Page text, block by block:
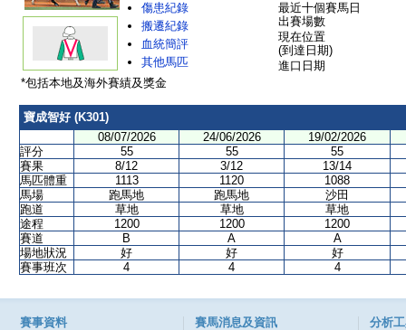
傷患紀錄
搬遷紀錄
血統簡評
其他馬匹
最近十個賽馬日
出賽場數
現在位置
(到達日期)
進口日期
*包括本地及海外賽績及獎金
寶成智好 (K301)
08/07/2026
24/06/2026
19/02/2026
評分
55 55
55
賽果
8/12 3/12
13/14
馬匹體重
1113 1120
1088
馬場
跑馬地 跑馬地
沙田
跑道
草地 草地
草地
途程
1200 1200
1200
賽道
B A
A
場地狀況
好 好
好
賽事班次
4 4 4
賽事資料 賽馬消息及資訊 分析